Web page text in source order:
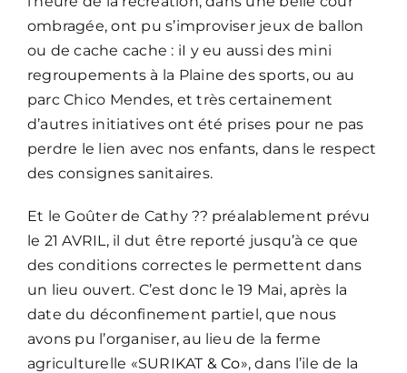
ombragée, ont pu s’improviser jeux de ballon
ou de cache cache : iI y eu aussi des mini
regroupements à la Plaine des sports, ou au
parc Chico Mendes, et très certainement
d’autres initiatives ont été prises pour ne pas
perdre le lien avec nos enfants, dans le respect
des consignes sanitaires.
Et le Goûter de Cathy ?? préalablement prévu
le 21 AVRIL, il dut être reporté jusqu’à ce que
des conditions correctes le permettent dans
un lieu ouvert. C’est donc le 19 Mai, après la
date du déconfinement partiel, que nous
avons pu l’organiser, au lieu de la ferme
agriculturelle «SURIKAT & Co», dans l’ile de la